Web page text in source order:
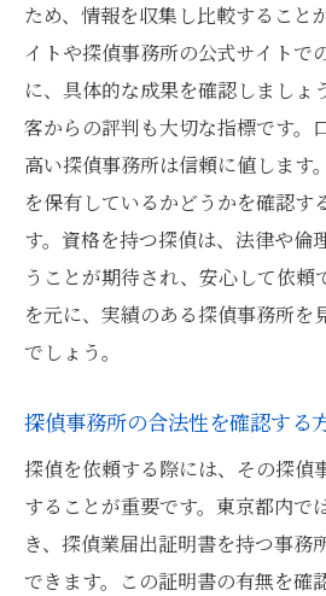
ため、情報を収集し比較すること
イトや探偵事務所の公式サイトで
に、具体的な成果を確認しましょ
客からの評判も大切な指標です。
高い探偵事務所は信頼に値します
を保有しているかどうかを確認す
す。資格を持つ探偵は、法律や倫
うことが期待され、安心して依頼
を元に、実績のある探偵事務所を
でしょう。
探偵事務所の合法性を確認する
探偵を依頼する際には、その探偵
することが重要です。東京都内で
き、探偵業届出証明書を持つ事務
できます。この証明書の有無を確